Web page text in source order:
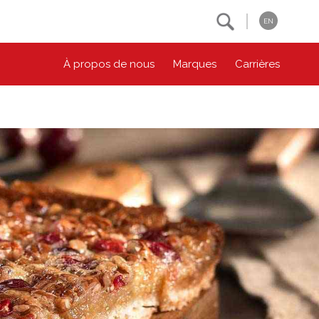
EN
À propos de nous Marques Carrières
Environnement
Bien-être des animaux
Collectivité
Principes coopératifs
Diversité et inclusion
Accessibilité
Contactez-nous
Location